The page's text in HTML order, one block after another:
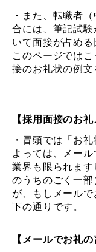
・また、転職者
合には、筆記試
いて面接が占める
このページでは
接のお礼状の例文
【採用面接のお礼
・冒頭では「お
よっては、メール
業界も限られま
のうちのごく一
が、もしメール
下の通りです。
【メールでお礼